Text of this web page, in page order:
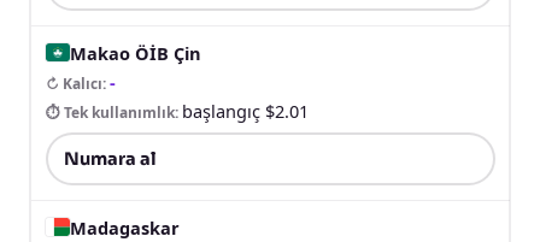
Makao ÖİB Çin
↻ Kalıcı:-
⏱ Tek kullanımlık: başlangıç $2.01
Numara al
Madagaskar